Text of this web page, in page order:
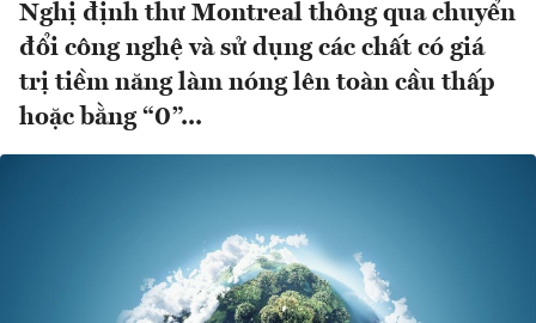
Nghị định thư Montreal thông qua chuyển
đổi công nghệ và sử dụng các chất có giá
trị tiềm năng làm nóng lên toàn cầu thấp
hoặc bằng “0”...